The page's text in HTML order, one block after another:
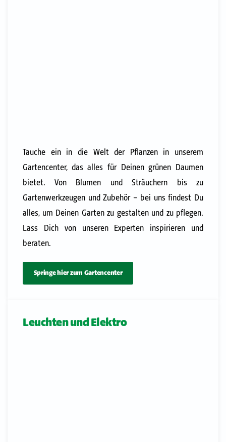
Tauche ein in die Welt der Pflanzen in unserem
Gartencenter, das alles für Deinen grünen Daumen
bietet. Von Blumen und Sträuchern bis zu
Gartenwerkzeugen und Zubehör – bei uns findest Du
alles, um Deinen Garten zu gestalten und zu pflegen.
Lass Dich von unseren Experten inspirieren und
beraten.
Springe hier zum Gartencenter
Leuchten und Elektro